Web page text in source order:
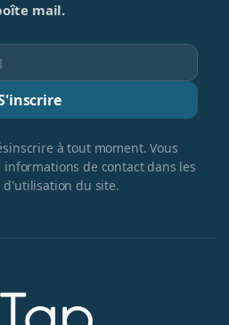
mail.
à tout moment. Vous
de contact dans les
d'utilisation du site.